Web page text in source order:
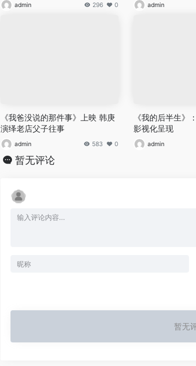
admin 296 0 admin
《我爸没说的那件事》上映 韩庚
演绎老店父子往事
admin 583 0
《我的后半生》
影视化呈现
admin
暂无评论
暂无